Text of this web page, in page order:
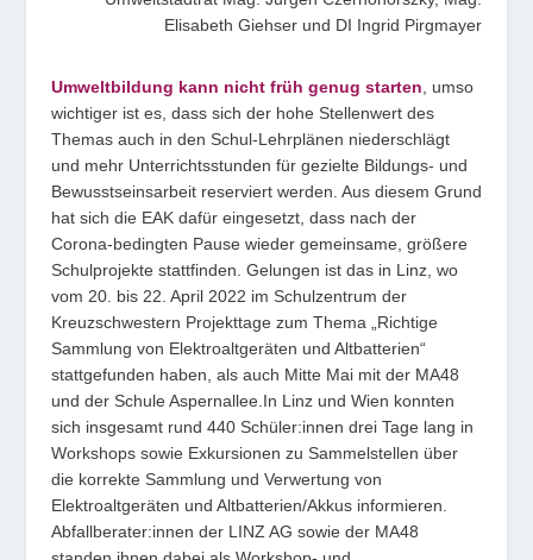
Elisabeth Giehser und DI Ingrid Pirgmayer
Umweltbildung kann nicht früh genug starten , umso
wichtiger ist es, dass sich der hohe Stellenwert des
Themas auch in den Schul-Lehrplänen niederschlägt
und mehr Unterrichtsstunden für gezielte Bildungs- und
Bewusstseinsarbeit reserviert werden. Aus diesem Grund
hat sich die EAK dafür eingesetzt, dass nach der
Corona-bedingten Pause wieder gemeinsame, größere
Schulprojekte stattfinden. Gelungen ist das in Linz, wo
vom 20. bis 22. April 2022 im Schulzentrum der
Kreuzschwestern Projekttage zum Thema „Richtige
Sammlung von Elektroaltgeräten und Altbatterien“
stattgefunden haben, als auch Mitte Mai mit der MA48
und der Schule Aspernallee.In Linz und Wien konnten
sich insgesamt rund 440 Schüler:innen drei Tage lang in
Workshops sowie Exkursionen zu Sammelstellen über
die korrekte Sammlung und Verwertung von
Elektroaltgeräten und Altbatterien/Akkus informieren.
Abfallberater:innen der LINZ AG sowie der MA48